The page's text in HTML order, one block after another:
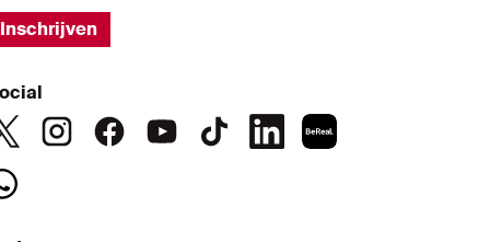
Inschrijven